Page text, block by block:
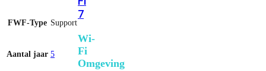
7
Wi-
Fi
Omgeving
FWF-Type Support
Aantal jaar 5